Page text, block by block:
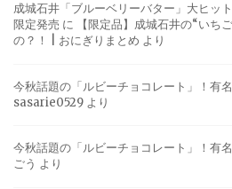
成城石井「ブルーベリーバター」大ヒッ
限定発売 に
【限定品】成城石井の“いち
の？！ | おにぎりまとめ より
今秋話題の「ルビーチョコレート」！有
sasarie0529 より
今秋話題の「ルビーチョコレート」！有
ごう より